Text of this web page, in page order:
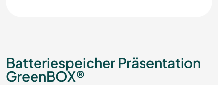
Batteriespeicher Präsentation
GreenBOX®